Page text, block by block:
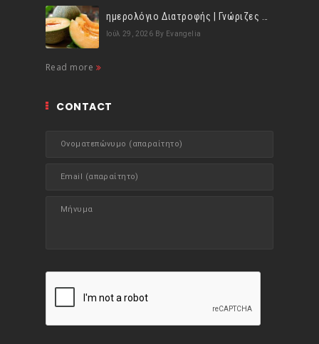
Ιούλ 29, 2026 By Evangelia
Read more
CONTACT